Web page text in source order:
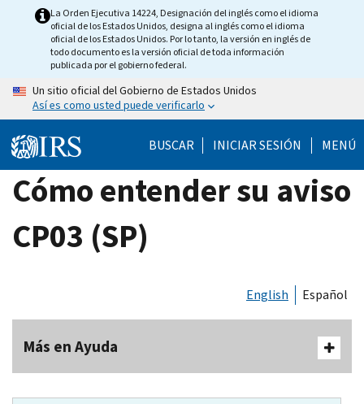
La Orden Ejecutiva 14224, Designación del inglés como el idioma
oficial de los Estados Unidos, designa al inglés como el idioma
oficial de los Estados Unidos. Por lo tanto, la versión en inglés de
todo documento es la versión oficial de toda información
publicada por el gobierno federal.
Un sitio oficial del Gobierno de Estados Unidos
Así es como usted puede verificarlo
BUSCAR INICIAR SESIÓN MENÚ
Cómo entender su aviso
CP03 (SP)
English Español
Más en Ayuda